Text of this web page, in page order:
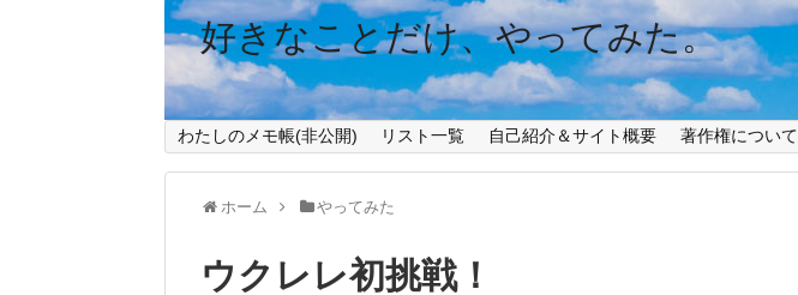
好きなことだけ、やってみた。
わたしのメモ帳(非公開) リスト一覧 自己紹介＆サイト概要 著作権について
ホーム やってみた
ウクレレ初挑戦！